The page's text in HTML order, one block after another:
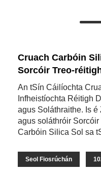
Cruach Carbóin
Sorcóir Treo-
An tSín Cáilíochta
Infheistíochta Réitigh
agus Soláthraithe. Is
agus soláthróir
Carbóin Silica Sol sa
Seol Fiosrúchán